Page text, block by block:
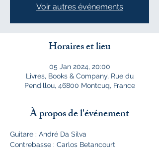
Voir autres événements
Horaires et lieu
05 Jan 2024, 20:00
Livres, Books & Company, Rue du
Pendillou, 46800 Montcuq, France
À propos de l'événement
Guitare : André Da Silva
Contrebasse : Carlos Betancourt